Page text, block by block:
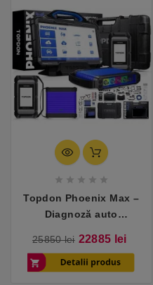
    
Topdon Phoenix Max –
Diagnoză auto
25850 lei 22885 lei